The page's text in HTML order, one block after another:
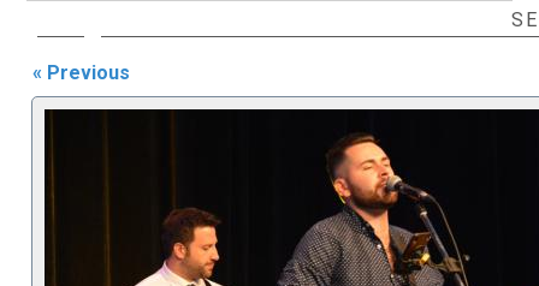
« Previous